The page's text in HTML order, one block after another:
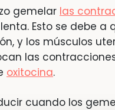
gemelar las
Esto se debe a
y los músculos
las
oxitocina.
cuando los